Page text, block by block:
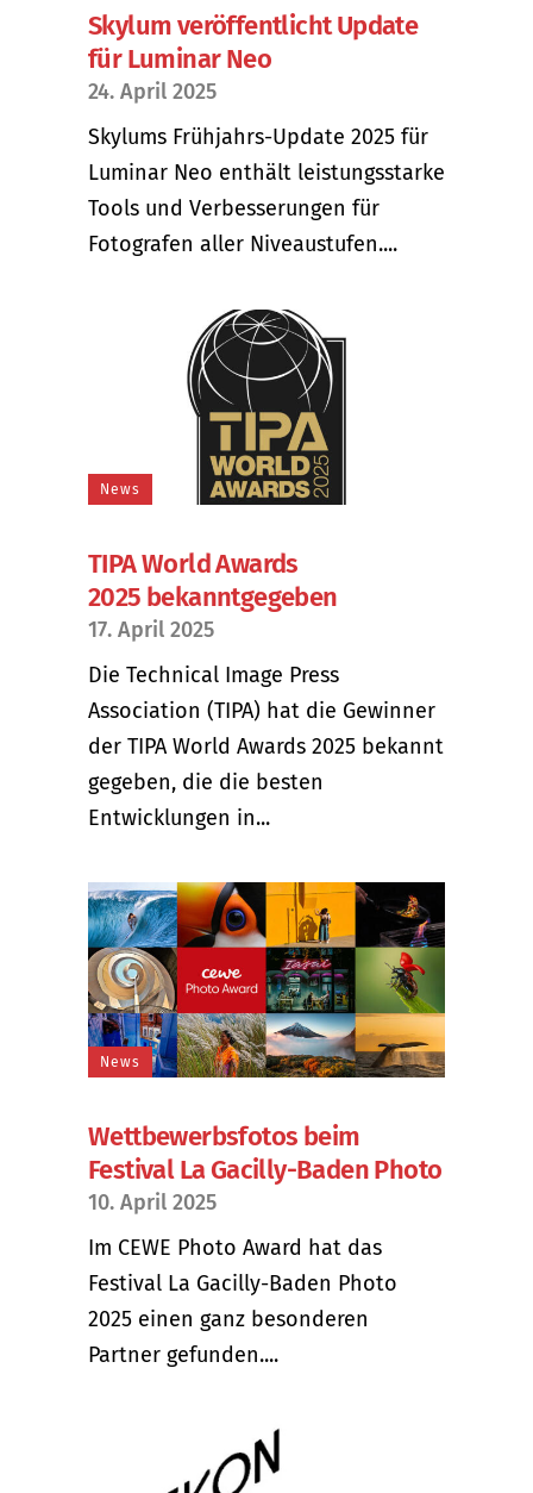
Skylum veröffentlicht Update
für Luminar Neo
24. April 2025
Skylums Frühjahrs-Update 2025 für
Luminar Neo enthält leistungsstarke
Tools und Verbesserungen für
Fotografen aller Niveaustufen....
News
TIPA World Awards
2025 bekanntgegeben
17. April 2025
Die Technical Image Press
Association (TIPA) hat die Gewinner
der TIPA World Awards 2025 bekannt
gegeben, die die besten
Entwicklungen in...
News
Wettbewerbsfotos beim
Festival La Gacilly-Baden Photo
10. April 2025
Im CEWE Photo Award hat das
Festival La Gacilly-Baden Photo
2025 einen ganz besonderen
Partner gefunden....